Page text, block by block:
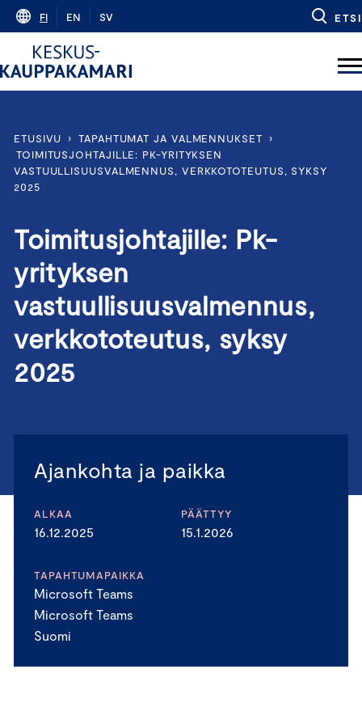
Skip
content
FI EN SV ETSI
ETUSIVU › TAPAHTUMAT JA VALMENNUKSET
›
TOIMITUSJOHTAJILLE: PK-YRITYKSEN
VASTUULLISUUSVALMENNUS, VERKKOTOTEUTUS, SYKSY
2025
Toimitusjohtajille: Pk-
yrityksen
vastuullisuusvalmennus,
verkkototeutus, syksy
2025
Ajankohta ja paikka
ALKAA
16.12.2025
PÄÄTTYY
15.1.2026
TAPAHTUMAPAIKKA
Microsoft Teams
Microsoft Teams
Suomi